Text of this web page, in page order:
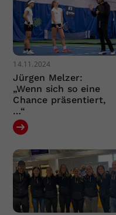
14.11.2024
Jürgen Melzer:
„Wenn sich so eine
Chance präsentiert,
…“